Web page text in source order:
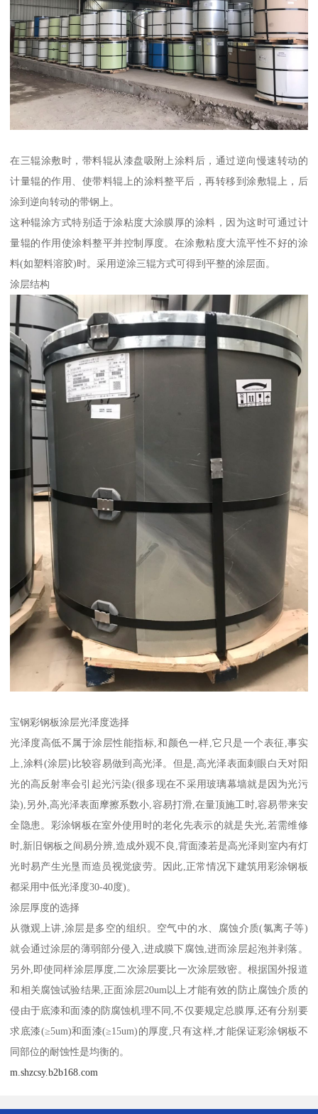
在三辊涂敷时，带料辊从漆盘吸附上涂料后，通过逆向慢速转动的
计量辊的作用、使带料辊上的涂料整平后，再转移到涂敷辊上，后
涂到逆向转动的带钢上。
这种辊涂方式特别适于涂粘度大涂膜厚的涂料，因为这时可通过计
量辊的作用使涂料整平并控制厚度。在涂敷粘度大流平性不好的涂
料(如塑料溶胶)时。采用逆涂三辊方式可得到平整的涂层面。
涂层结构
宝钢彩钢板涂层光泽度选择
光泽度高低不属于涂层性能指标,和颜色一样,它只是一个表征,事实
上,涂料(涂层)比较容易做到高光泽。但是,高光泽表面刺眼白天对阳
光的高反射率会引起光污染(很多现在不采用玻璃幕墙就是因为光污
染),另外,高光泽表面摩擦系数小,容易打滑,在量顶施工时,容易带来安
全隐患。彩涂钢板在室外使用时的老化先表示的就是失光,若需维修
时,新旧钢板之间易分辨,造成外观不良,背面漆若是高光泽则室内有灯
光时易产生光垦而造员视觉疲劳。因此,正常情况下建筑用彩涂钢板
都采用中低光泽度30-40度)。
涂层厚度的选择
从微观上讲,涂层是多空的组织。空气中的水、腐蚀介质(氯离子等)
就会通过涂层的薄弱部分侵入,进成膜下腐蚀,进而涂层起泡并剥落。
另外,即使同样涂层厚度,二次涂层要比一次涂层致密。根据国外报道
和相关腐蚀试验结果,正面涂层20um以上才能有效的防止腐蚀介质的
侵由于底漆和面漆的防腐蚀机理不同,不仅要规定总膜厚,还有分别要
求底漆(≥5um)和面漆(≥15um)的厚度,只有这样,才能保证彩涂钢板不
同部位的耐蚀性是均衡的。
m.shzcsy.b2b168.com